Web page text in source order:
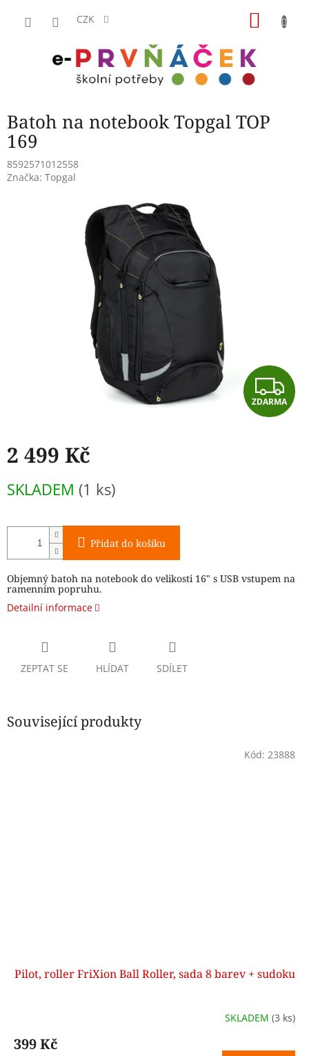
CZK
Batoh na notebook Topgal TOP
169
8592571012558
Značka: Topgal
Z
D
ZDARMA
2 499 Kč
cena:
SKLADEM (1 ks)
Přidat do košíku
Objemný batoh na notebook do velikosti 16" s USB vstupem na
ramenním popruhu.
Detailní informace
ZEPTAT SE HLÍDAT SDÍLET
Související produkty
Pilot, roller FriXion Ball Roller, sada 8 barev + sudoku
SKLADEM (3 ks)
399 Kč
Kód: 23888